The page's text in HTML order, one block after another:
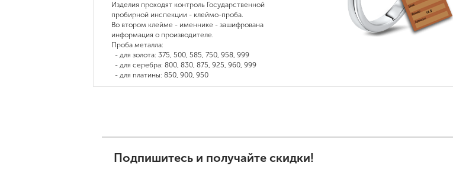
Изделия проходят контроль Государственной
пробирной инспекции - клеймо-проба.
Во втором клейме - именнике - зашифрована
информация о производителе.
Проба металла:
- для золота: 375, 500, 585, 750, 958, 999
- для серебра: 800, 830, 875, 925, 960, 999
- для платины: 850, 900, 950
Подпишитесь и получайте скидки!